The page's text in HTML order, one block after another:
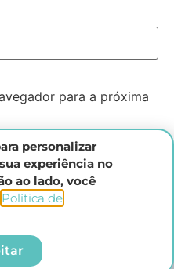
para a próxima
Brasileiro
reservados
personalizar
experiência no
ao lado, você
Política de